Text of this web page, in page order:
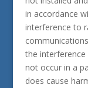
in accordance
interference to
the interference
not occur in a
does cause